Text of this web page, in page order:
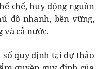
chế, huy động nguồn
đô nhanh, bền vững,
và cả nước.
số quy định tại dự thảo